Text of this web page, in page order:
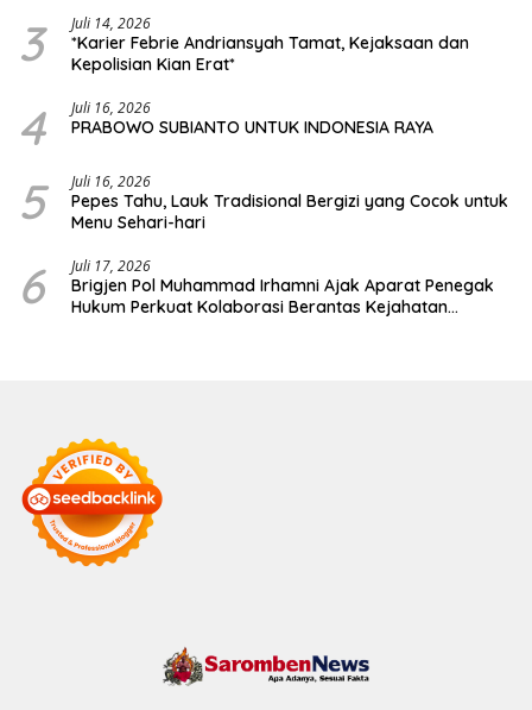
3 Juli 14, 2026
*Karier Febrie Andriansyah Tamat, Kejaksaan dan
Kepolisian Kian Erat*
4 Juli 16, 2026
PRABOWO SUBIANTO UNTUK INDONESIA RAYA
5 Juli 16, 2026
Pepes Tahu, Lauk Tradisional Bergizi yang Cocok untuk
Menu Sehari-hari
6 Juli 17, 2026
Brigjen Pol Muhammad Irhamni Ajak Aparat Penegak
Hukum Perkuat Kolaborasi Berantas Kejahatan